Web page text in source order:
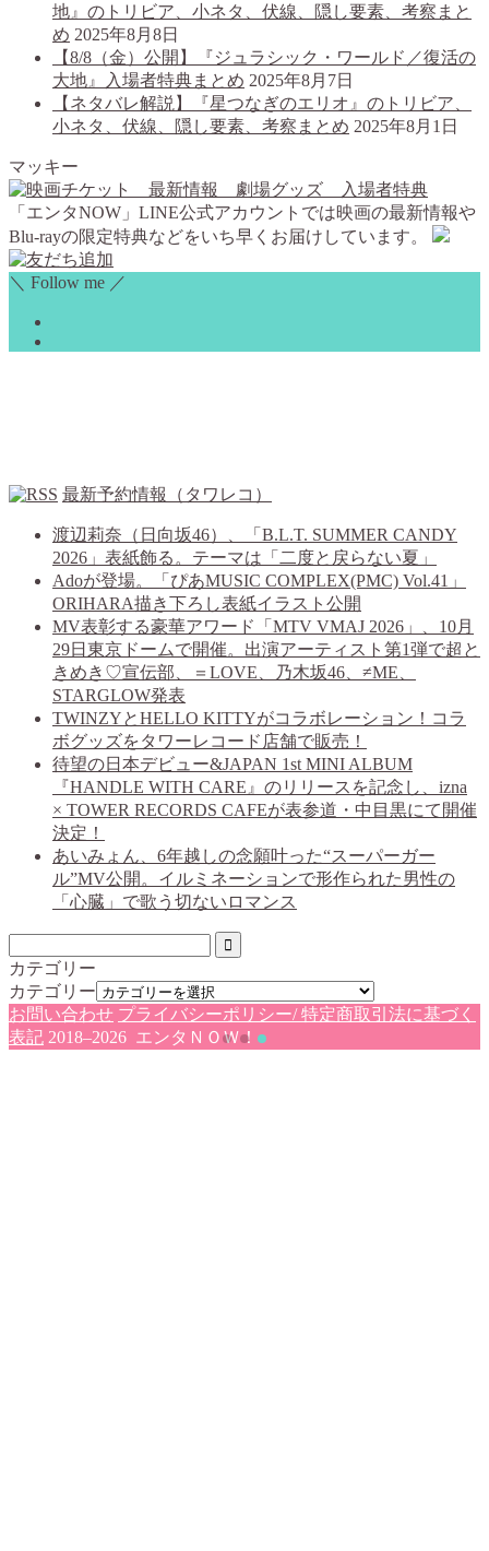
地』のトリビア、小ネタ、伏線、隠し要素、考察まと
め 2025年8月8日
【8/8（金）公開】『ジュラシック・ワールド／復活の
大地』入場者特典まとめ 2025年8月7日
【ネタバレ解説】『星つなぎのエリオ』のトリビア、
小ネタ、伏線、隠し要素、考察まとめ 2025年8月1日
マッキー
「エンタNOW」LINE公式アカウントでは映画の最新情報や
Blu-rayの限定特典などをいち早くお届けしています。
＼ Follow me ／
最新予約情報（タワレコ）
渡辺莉奈（日向坂46）、「B.L.T. SUMMER CANDY
2026」表紙飾る。テーマは「二度と戻らない夏」
Adoが登場。「ぴあMUSIC COMPLEX(PMC) Vol.41」
ORIHARA描き下ろし表紙イラスト公開
MV表彰する豪華アワード「MTV VMAJ 2026」、10月
29日東京ドームで開催。出演アーティスト第1弾で超と
きめき♡宣伝部、＝LOVE、乃木坂46、≠ME、
STARGLOW発表
TWINZYとHELLO KITTYがコラボレーション！コラ
ボグッズをタワーレコード店舗で販売！
待望の日本デビュー&JAPAN 1st MINI ALBUM
『HANDLE WITH CARE』のリリースを記念し、izna
× TOWER RECORDS CAFEが表参道・中目黒にて開催
決定！
あいみょん、6年越しの念願叶った“スーパーガー
ル”MV公開。イルミネーションで形作られた男性の
「心臓」で歌う切ないロマンス
カテゴリー
カテゴリー
お問い合わせ プライバシーポリシー/ 特定商取引法に基づく
表記 2018–2026 エンタＮＯＷ！